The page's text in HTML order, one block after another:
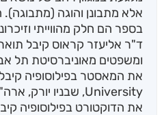
אלא מתבונן והוגה
בספר הם חלק מהווייתי
ד"ר אליעזר קראוס קיבל תואר
ומשפטים מאוניברסיטת תל
University, שבניו יורק, ארה"ב.